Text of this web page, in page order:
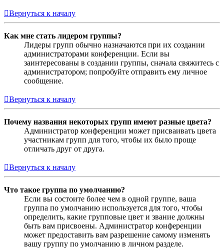
Вернуться к началу
Как мне стать лидером группы?
Лидеры групп обычно назначаются при их создании
администраторами конференции. Если вы
заинтересованы в создании группы, сначала свяжитесь с
администратором; попробуйте отправить ему личное
сообщение.
Вернуться к началу
Почему названия некоторых групп имеют разные цвета?
Администратор конференции может присваивать цвета
участникам групп для того, чтобы их было проще
отличать друг от друга.
Вернуться к началу
Что такое группа по умолчанию?
Если вы состоите более чем в одной группе, ваша
группа по умолчанию используется для того, чтобы
определить, какие групповые цвет и звание должны
быть вам присвоены. Администратор конференции
может предоставить вам разрешение самому изменять
вашу группу по умолчанию в личном разделе.